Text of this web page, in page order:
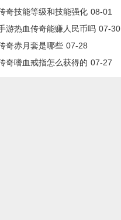
奇技能等级和技能强化 08-01
游热血传奇能赚人民币吗 07-30
奇赤月套是哪些 07-28
奇嗜血戒指怎么获得的 07-27